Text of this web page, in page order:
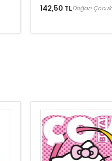
142,50 TLDoğan Çocuk